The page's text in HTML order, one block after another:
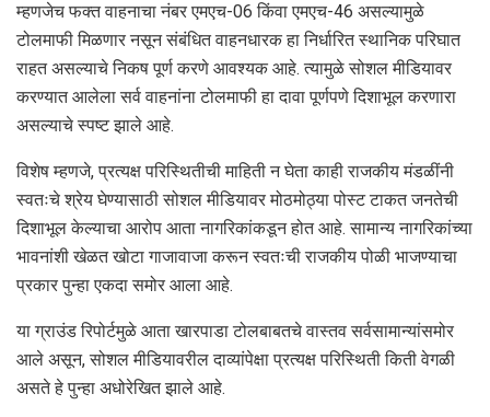
म्हणजेच फक्त वाहनाचा नंबर एमएच-06 किंवा एमएच-46 असल्यामुळे
टोलमाफी मिळणार नसून संबंधित वाहनधारक हा निर्धारित स्थानिक परिघात
राहत असल्याचे निकष पूर्ण करणे आवश्यक आहे. त्यामुळे सोशल मीडियावर
करण्यात आलेला सर्व वाहनांना टोलमाफी हा दावा पूर्णपणे दिशाभूल करणारा
असल्याचे स्पष्ट झाले आहे.
विशेष म्हणजे, प्रत्यक्ष परिस्थितीची माहिती न घेता काही राजकीय मंडळींनी
स्वतःचे श्रेय घेण्यासाठी सोशल मीडियावर मोठमोठ्या पोस्ट टाकत जनतेची
दिशाभूल केल्याचा आरोप आता नागरिकांकडून होत आहे. सामान्य नागरिकांच्या
भावनांशी खेळत खोटा गाजावाजा करून स्वतःची राजकीय पोळी भाजण्याचा
प्रकार पुन्हा एकदा समोर आला आहे.
या ग्राउंड रिपोर्टमुळे आता खारपाडा टोलबाबतचे वास्तव सर्वसामान्यांसमोर
आले असून, सोशल मीडियावरील दाव्यांपेक्षा प्रत्यक्ष परिस्थिती किती वेगळी
असते हे पुन्हा अधोरेखित झाले आहे.